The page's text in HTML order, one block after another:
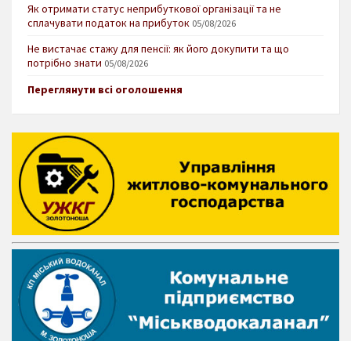
Як отримати статус неприбуткової організації та не
сплачувати податок на прибуток 05/08/2026
Не вистачає стажу для пенсії: як його докупити та що
потрібно знати 05/08/2026
Переглянути всі оголошення